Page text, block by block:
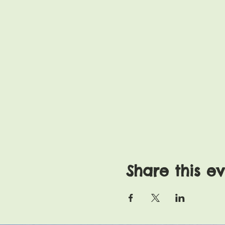
Share this